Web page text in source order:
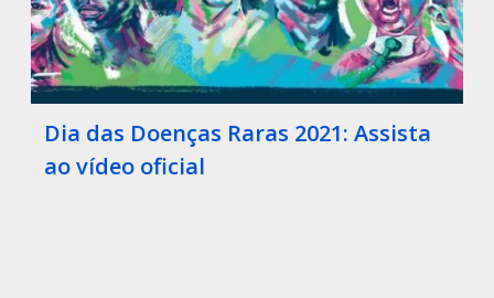
Dia das Doenças Raras 2021: Assista
ao vídeo oficial